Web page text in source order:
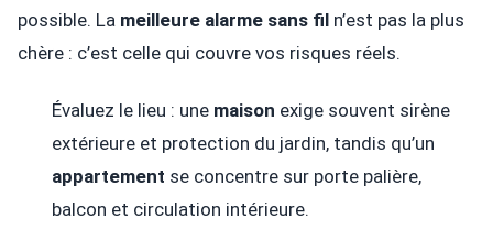
possible. La meilleure alarme sans fil n’est pas la plus
chère : c’est celle qui couvre vos risques réels.
Évaluez le lieu : une maison exige souvent sirène
extérieure et protection du jardin, tandis qu’un
appartement se concentre sur porte palière,
balcon et circulation intérieure.